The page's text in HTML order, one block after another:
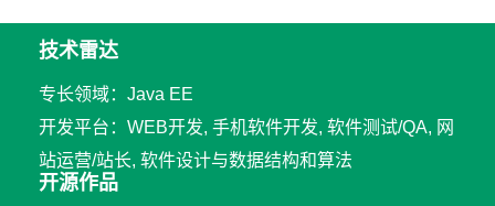
技术雷达
专长领域：Java EE
开发平台：WEB开发, 手机软件开发, 软件测试/QA, 网
站运营/站长, 软件设计与数据结构和算法
开源作品